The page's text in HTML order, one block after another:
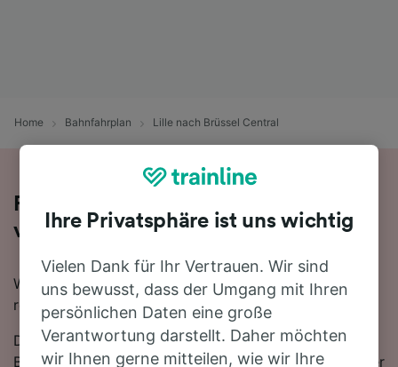
Home Bahnfahrplan Lille nach Brüssel Central
Fahren Sie mit dem Zug in 45 Minuten
von Lille nach Brüssel Central
Wenn Sie mit dem Zug von Lille nach Brüssel Central
reisen möchten, sind Sie hier genau richtig.
Die schnellste Reisezeit für die Fahrt von Lille nach
Brüssel Central mit dem Zug beträgt 45 Minuten. In der
Ihre Privatsphäre ist uns wichtig
Vielen Dank für Ihr Vertrauen. Wir sind
uns bewusst, dass der Umgang mit Ihren
persönlichen Daten eine große
Verantwortung darstellt. Daher möchten
wir Ihnen gerne mitteilen, wie wir Ihre